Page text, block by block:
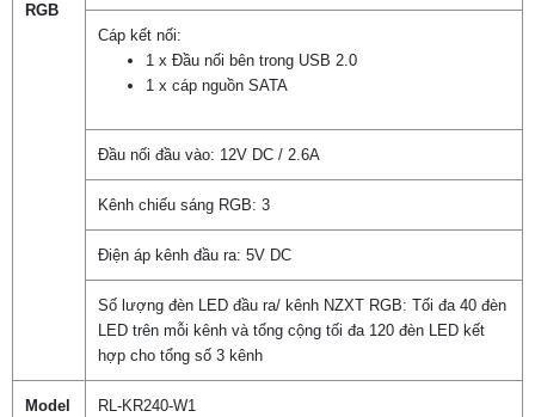
RGB
Cáp kết nối:
1 x Đầu nối bên trong USB 2.0
1 x cáp nguồn SATA
Đầu nối đầu vào: 12V DC / 2.6A
Kênh chiếu sáng RGB: 3
Điện áp kênh đầu ra: 5V DC
Số lượng đèn LED đầu ra/ kênh NZXT RGB: Tối đa 40 đèn
LED trên mỗi kênh và tổng cộng tối đa 120 đèn LED kết
hợp cho tổng số 3 kênh
Model RL-KR240-W1